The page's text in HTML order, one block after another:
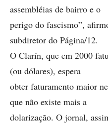
assembléias de bairro e o
perigo do fascismo”,
subdiretor do Página/12.
O Clarín, que em 2000
(ou dólares), espera
obter faturamento maior
que não existe mais a
dolarização. O jornal,